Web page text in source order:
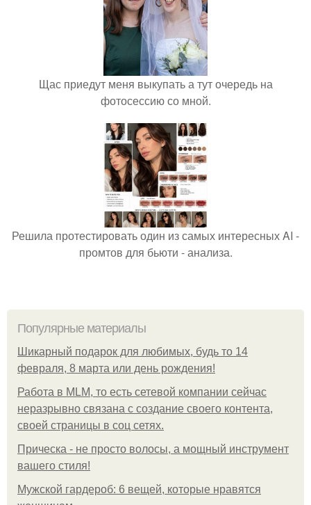
Щас приедут меня выкупать а тут очередь на
фотосессию со мной.
Решила протестировать один из самых интересных AI -
промтов для бьюти - анализа.
Популярные материалы
Шикарный подарок для любимых, будь то 14
февраля, 8 марта или день рождения!
Работа в MLM, то есть сетевой компании сейчас
неразрывно связана с создание своего контента,
своей страницы в соц сетях.
Прическа - не просто волосы, а мощный инструмент
вашего стиля!
Мужской гардероб: 6 вещей, которые нравятся